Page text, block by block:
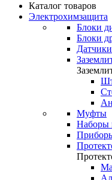
Каталог товаров
Электрохимзащита
Блоки
Блоки
Муфты
Наборы